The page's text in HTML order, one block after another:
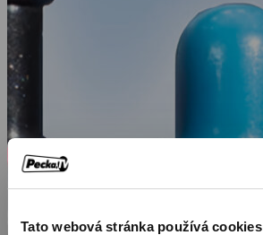
Tato webová stránka používá cookies